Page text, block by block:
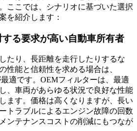
ここでは、シナリオに基づいた選択
を紹介します：
る要求が高い自動車所有者
たり、長距離を走行したりするな
性能と信頼性を求める場合は、
適です。OEMフィルターは、最適
、車両があらゆる状況で良好な性能
ます。価格は高くなりますが、長い
トラブルによるエンジン故障の回数
ンテナンスコストの削減にもつなが